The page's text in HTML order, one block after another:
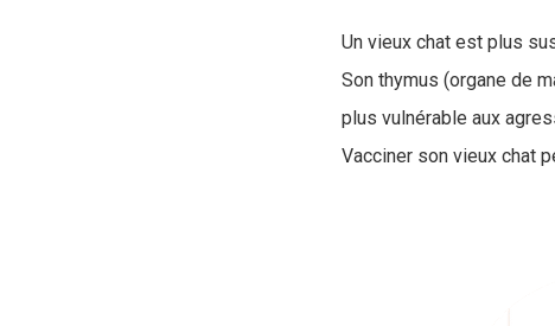
Un vieux chat est plus
Son thymus (organe de
plus vulnérable aux
Vacciner son vieux chat